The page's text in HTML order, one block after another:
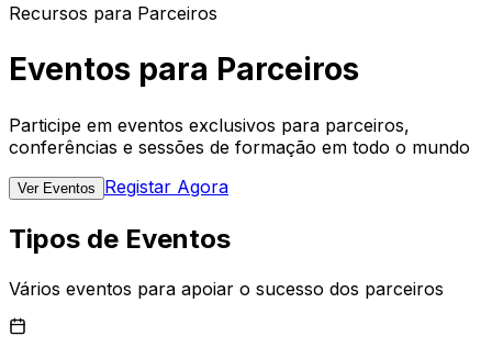
Recursos para Parceiros
Eventos para Parceiros
Participe em eventos exclusivos para parceiros,
conferências e sessões de formação em todo o mundo
Ver Eventos Registar Agora
Tipos de Eventos
Vários eventos para apoiar o sucesso dos parceiros